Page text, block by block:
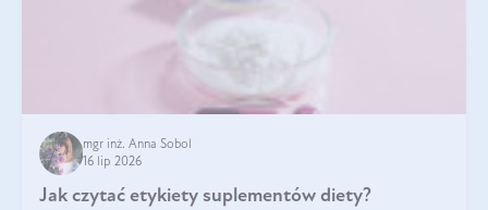
mgr inż. Anna Sobol
16 lip 2026
Jak czytać etykiety suplementów diety?